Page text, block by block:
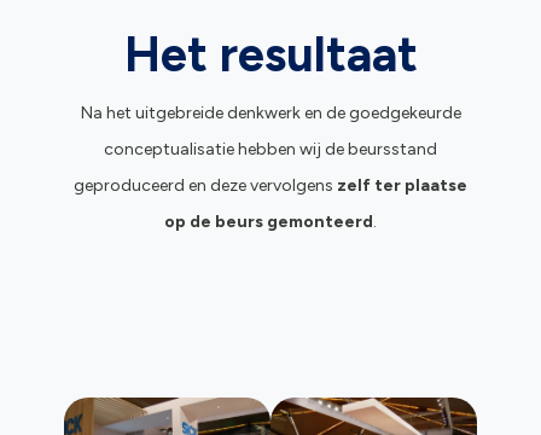
Het resultaat
Na het uitgebreide denkwerk en de goedgekeurde
conceptualisatie hebben wij de beursstand
geproduceerd en deze vervolgens zelf ter plaatse
op de beurs gemonteerd.